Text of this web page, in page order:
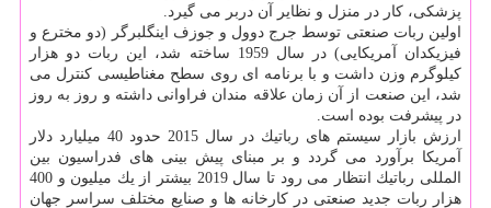
پزشكی، كار در منزل و نظایر آن دربر می گیرد.
اولین ربات صنعتی توسط جرج دوول و جوزف اینگلبرگر (دو مخترع و
فیزیكدان آمریكایی) در سال 1959 ساخته شد، این ربات دو هزار
كیلوگرم وزن داشت و با برنامه ای روی سطح مغناطیسی كنترل می
شد، این صنعت از آن زمان علاقه مندان فراوانی داشته و روز به روز
در پیشرفت بوده است.
ارزش بازار سیستم های رباتیك در سال 2015 حدود 40 میلیارد دلار
آمریكا برآورد می گردد و بر مبنای پیش بینی های فدراسیون بین
المللی رباتیك انتظار می رود تا سال 2019 بیشتر از یك میلیون و 400
هزار ربات جدید صنعتی در كارخانه ها و صنایع مختلف سراسر جهان